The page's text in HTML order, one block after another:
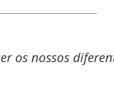
os nossos